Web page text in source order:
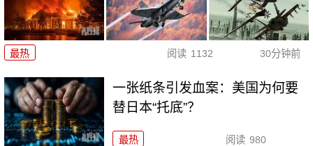
最热 阅读 1132 30分钟前
一张纸条引发血案：美国为何要
替日本“托底”？
最热 阅读 980